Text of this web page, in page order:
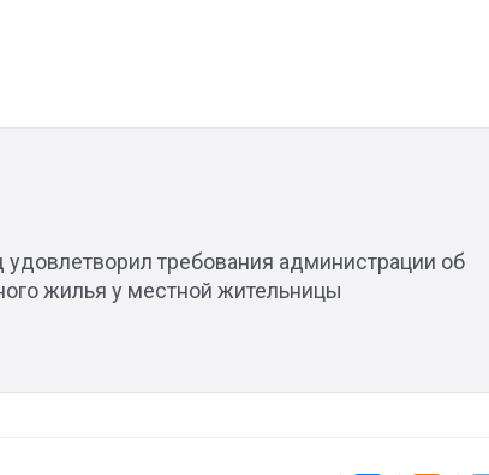
удовлетворил требования администрации об
жилья у местной жительницы
мечту